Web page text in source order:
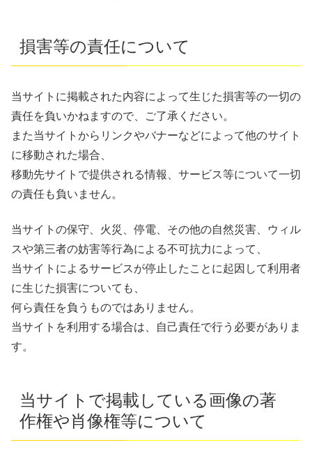
損害等の責任について
当サイトに掲載された内容によって生じた損害等の一切の
責任を負いかねますので、ご了承ください。
また当サイトからリンクやバナーなどによって他のサイト
に移動された場合、
移動先サイトで提供される情報、サービス等について一切
の責任も負いません。
当サイトの保守、火災、停電、その他の自然災害、ウィル
スや第三者の妨害等行為による不可抗力によって、
当サイトによるサービスが停止したことに起因して利用者
に生じた損害についても、
何ら責任を負うものではありません。
当サイトを利用する場合は、自己責任で行う必要がありま
す。
当サイトで掲載している画像の著
作権や肖像権等について